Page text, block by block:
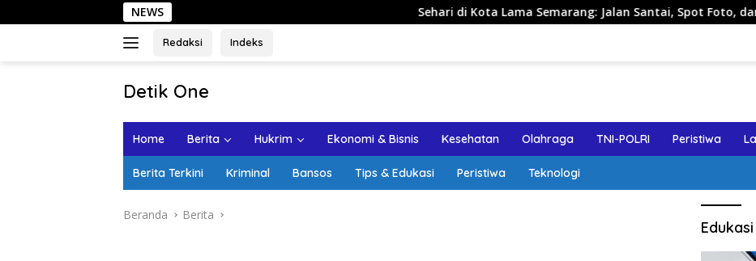
ke
NEWS Sehari di Kota Lama Semarang: Jalan Santai, Spot Foto, dan Rekomendasi Lumpia
Redaksi Indeks
Detik One
Ungkap
Home Berita Hukrim Ekonomi & Bisnis Kesehatan Olahraga TNI-POLRI Peristiwa
Berita Terkini Kriminal Bansos Tips & Edukasi Peristiwa Teknologi
Beranda Berita
Edukasi